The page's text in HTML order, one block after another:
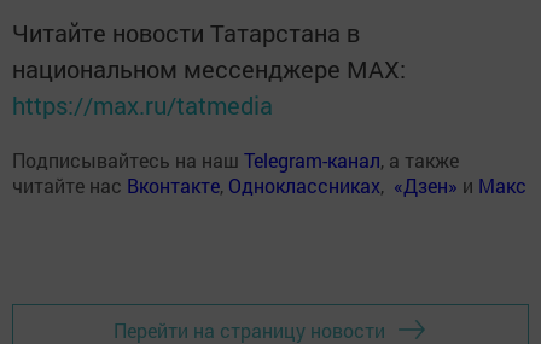
Читайте новости Татарстана в
национальном мессенджере MАХ:
https://max.ru/tatmedia
Подписывайтесь на наш Telegram-канал, а также
читайте нас Вконтакте, Одноклассниках, «Дзен» и Макс
Перейти на страницу новости